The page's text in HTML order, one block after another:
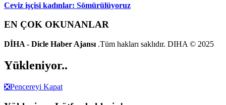
Ceviz işçisi kadınlar: Sömürülüyoruz
EN ÇOK OKUNANLAR
DİHA - Dicle Haber Ajansı .Tüm hakları saklıdır. DIHA © 2025
Yükleniyor..
❎Pencereyi Kapat